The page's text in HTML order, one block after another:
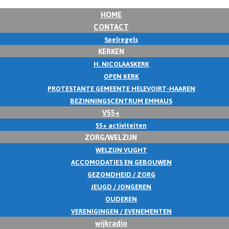
HOME
CONTACT
Spelregels
KERKEN
H. NICOLAASKERK
OPEN KERK
PROTESTANTE GEMEENTE HELEVOIRT-HAAREN
BEZINNINGSCENTRUM EMMAUS
V55+
55+ activiteiten
ZORG/WELZIJN
WELZIJN VUGHT
ACCOMODATIES EN GEBOUWEN
GEZONDHEID / ZORG
JEUGD / JONGEREN
OUDEREN
VERENIGINGEN / EVENEMENTEN
wijkradio